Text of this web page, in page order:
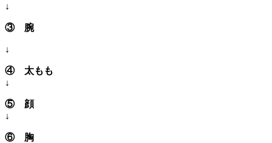
↓
③ 腕
↓
④ 太もも
↓
⑤ 顔
↓
⑥ 胸